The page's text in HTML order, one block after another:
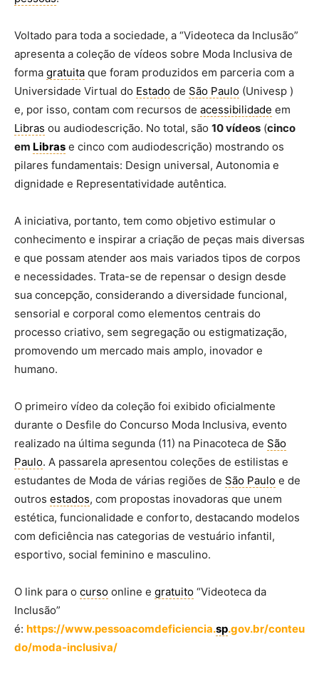
Voltado para toda a sociedade, a “Videoteca da Inclusão”
apresenta a coleção de vídeos sobre Moda Inclusiva de
forma gratuita que foram produzidos em parceria com a
Universidade Virtual do Estado de São Paulo (Univesp )
e, por isso, contam com recursos de acessibilidade em
Libras ou audiodescrição. No total, são 10 vídeos (cinco
em Libras e cinco com audiodescrição) mostrando os
pilares fundamentais: Design universal, Autonomia e
dignidade e Representatividade autêntica.
A iniciativa, portanto, tem como objetivo estimular o
conhecimento e inspirar a criação de peças mais diversas
e que possam atender aos mais variados tipos de corpos
e necessidades. Trata-se de repensar o design desde
sua concepção, considerando a diversidade funcional,
sensorial e corporal como elementos centrais do
processo criativo, sem segregação ou estigmatização,
promovendo um mercado mais amplo, inovador e
humano.
O primeiro vídeo da coleção foi exibido oficialmente
durante o Desfile do Concurso Moda Inclusiva, evento
realizado na última segunda (11) na Pinacoteca de São
Paulo. A passarela apresentou coleções de estilistas e
estudantes de Moda de várias regiões de São Paulo e de
outros estados, com propostas inovadoras que unem
estética, funcionalidade e conforto, destacando modelos
com deficiência nas categorias de vestuário infantil,
esportivo, social feminino e masculino.
O link para o curso online e gratuito “Videoteca da
Inclusão”
é: https://www.pessoacomdeficiencia.sp.gov.br/conteu
do/moda-inclusiva/